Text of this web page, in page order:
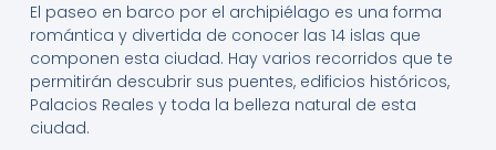
El paseo en barco por el archipiélago es una forma
romántica y divertida de conocer las 14 islas que
componen esta ciudad. Hay varios recorridos que te
permitirán descubrir sus puentes, edificios históricos,
Palacios Reales y toda la belleza natural de esta
ciudad.